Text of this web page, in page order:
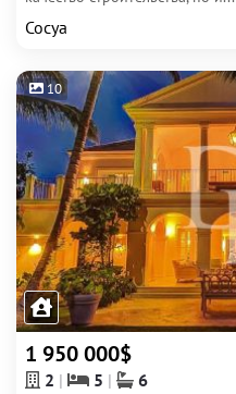
Сосуа
10
1 950 000$
2 5
6